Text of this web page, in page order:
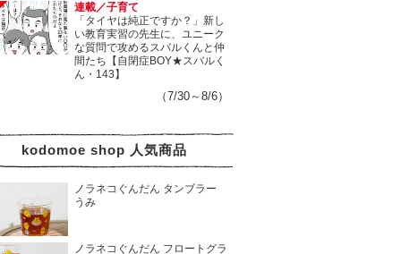
連載／子育て
「タイヤは純正ですか？」新し
い教育実習の先生に、ユニーク
な質問で攻めるスバルくんと仲
間たち【自閉症BOY★スバルく
ん・143】
（7/30～8/6）
kodomoe shop 人気商品
ノラネコぐんだん タンブラー
うみ
ノラネコぐんだん フロートグラ